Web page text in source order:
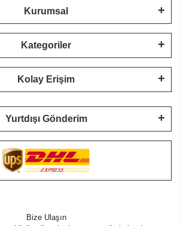
Kurumsal
Kategoriler
Kolay Erişim
Yurtdışı Gönderim
Bize Ulaşın